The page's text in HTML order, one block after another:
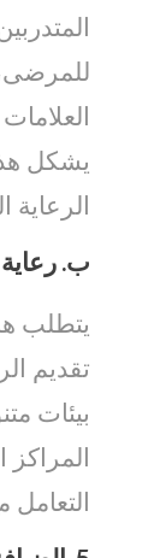
يشكل
الرعاية
ب.
يتطلب
تقديم
بيئات
المراكز
التعامل